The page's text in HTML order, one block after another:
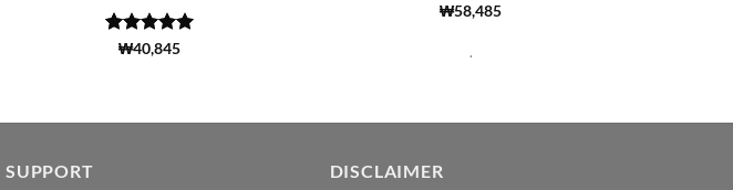
5 중에서
(6799)
₩40,845
₩58,485
.
SUPPORT DISCLAIMER